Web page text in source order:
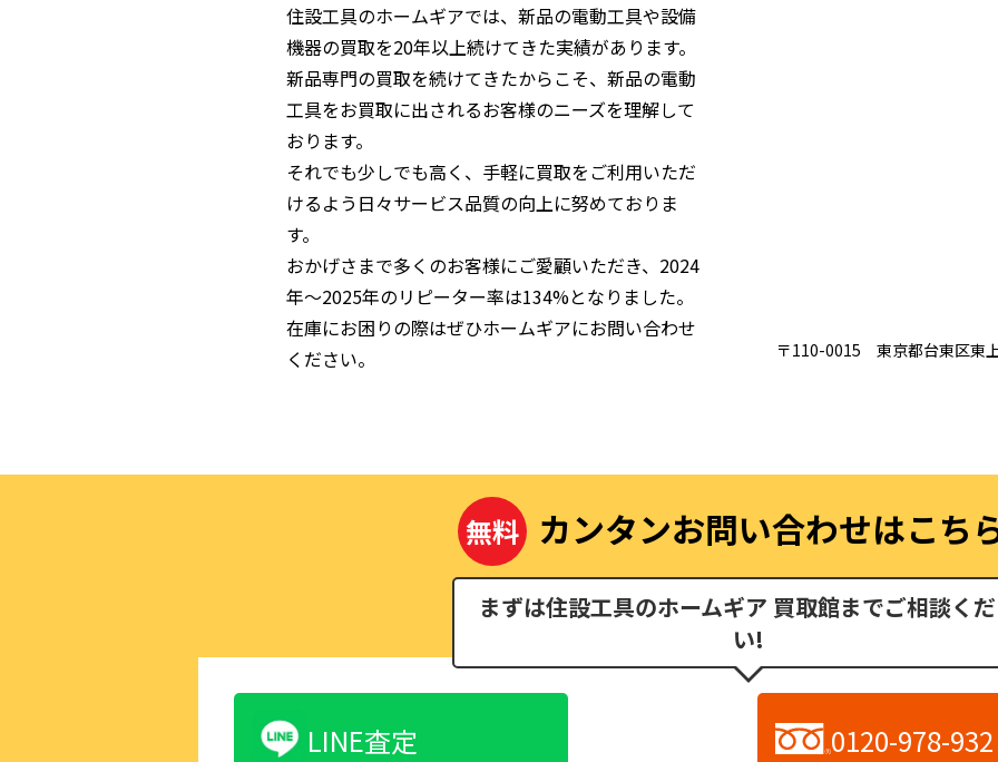
住設工具のホームギアでは、新品の電動工具や設備
機器の買取を20年以上続けてきた実績があります。
新品専門の買取を続けてきたからこそ、新品の電動
工具をお買取に出されるお客様のニーズを理解して
おります。
それでも少しでも高く、手軽に買取をご利用いただ
けるよう日々サービス品質の向上に努めておりま
す。
おかげさまで多くのお客様にご愛顧いただき、2024
年～2025年のリピーター率は134%となりました。
在庫にお困りの際はぜひホームギアにお問い合わせ
ください。
〒110-0015 東京都台東区東
無料 カンタンお問い合わせはこち
まずは住設工具のホームギア 買取館までご相談く
い!
LINE査定 0120-978-932